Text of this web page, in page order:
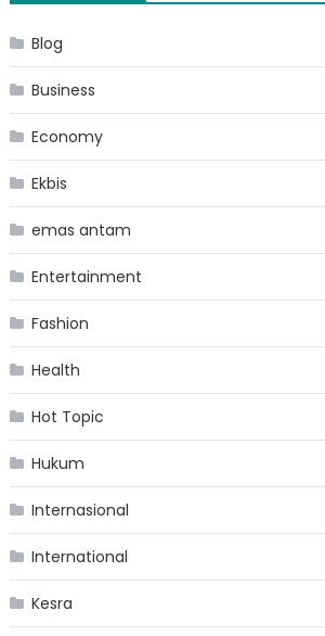
Blog
Business
Economy
Ekbis
emas antam
Entertainment
Fashion
Health
Hot Topic
Hukum
Internasional
International
Kesra